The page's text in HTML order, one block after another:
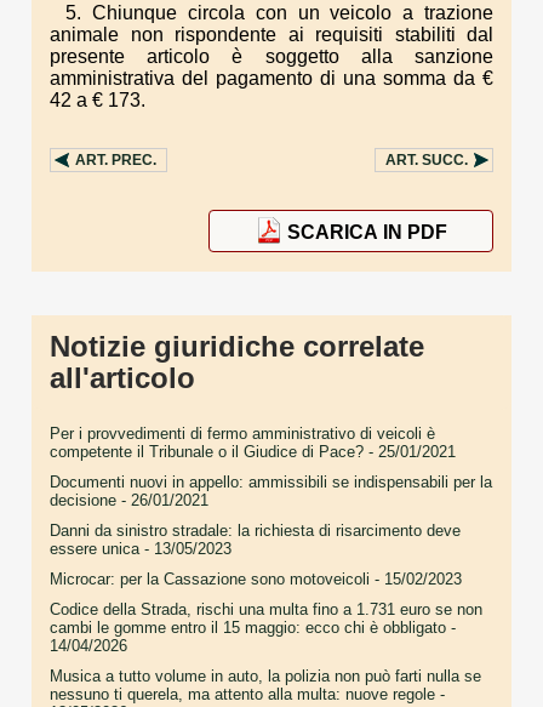
5. Chiunque circola con un veicolo a trazione
animale non rispondente ai requisiti stabiliti dal
presente articolo è soggetto alla sanzione
amministrativa del pagamento di una somma da €
42 a € 173.
ART. PREC. ART. SUCC.
SCARICA IN PDF
Notizie giuridiche correlate
all'articolo
Per i provvedimenti di fermo amministrativo di veicoli è
competente il Tribunale o il Giudice di Pace? - 25/01/2021
Documenti nuovi in appello: ammissibili se indispensabili per la
decisione - 26/01/2021
Danni da sinistro stradale: la richiesta di risarcimento deve
essere unica - 13/05/2023
Microcar: per la Cassazione sono motoveicoli - 15/02/2023
Codice della Strada, rischi una multa fino a 1.731 euro se non
cambi le gomme entro il 15 maggio: ecco chi è obbligato -
14/04/2026
Musica a tutto volume in auto, la polizia non può farti nulla se
nessuno ti querela, ma attento alla multa: nuove regole -